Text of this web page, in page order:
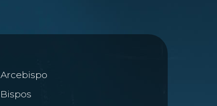
Arcebispo
Bispos